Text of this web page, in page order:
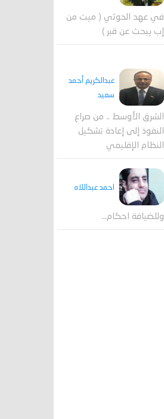
في عهد الحوثي ( ميت من
إب يبحث عن قبر )
عبدالكريم أحمد
سعيد
الشرق الأوسط .. من صراع
النفوذ إلى إعادة تشكيل
النظام الإقليمي
احمد عبداللاه
وللضيافة احكام…